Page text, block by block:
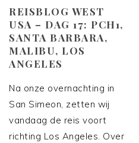
REISBLOG WEST
USA – DAG 17: PCH1,
SANTA BARBARA,
MALIBU, LOS
ANGELES
Na onze overnachting in
San Simeon, zetten wij
vandaag de reis voort
richting Los Angeles. Over